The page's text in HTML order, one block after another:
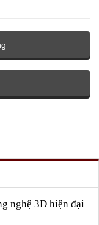
nghệ 3D hiện đại